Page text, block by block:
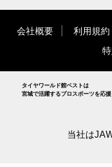
会社概要 利用規約
タイヤワールド館ベストは
宮城で活躍するプロスポーツを応援
当社は